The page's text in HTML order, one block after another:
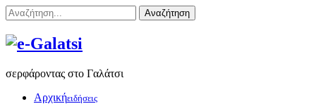
Αναζήτηση
σερφάροντας στο Γαλάτσι
Αρχικήειδήσεις